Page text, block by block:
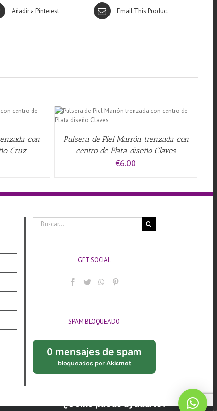
Añadir a Pinterest Email This Product
con
Cruz
Pulsera de Piel Marrón trenzada con
centro de Plata diseño Claves
€6.00
Buscar:
GET SOCIAL
SPAM BLOQUEADO
0 mensajes de spam
bloqueados porAkismet
¿Cómo puedo ayudarte?